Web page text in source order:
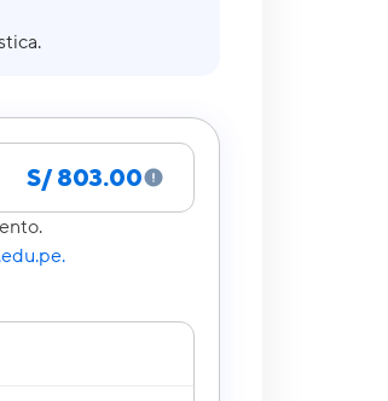
S/ 803.00
edu.pe.